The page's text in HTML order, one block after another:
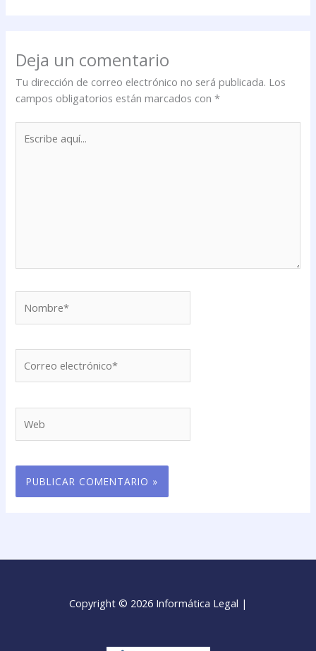
Deja un comentario
Tu dirección de correo electrónico no será publicada. Los
campos obligatorios están marcados con*
aquí...
electrónico*
Copyright © 2026 Informática Legal |